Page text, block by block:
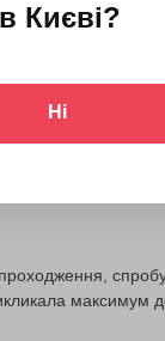
максимум
Києві?
Ні